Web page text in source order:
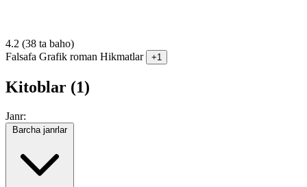
4.2 (38 ta baho)
Falsafa Grafik roman Hikmatlar +1
Kitoblar (1)
Janr:
Barcha janrlar